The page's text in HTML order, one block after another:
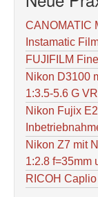
CANOMATIC
Instamatic
FUJIFILM
Nikon D3100
1:3.5-5.6 G VR
Nikon Fujix
Nikon Z7 mit
1:2.8 f=35mm
RICOH